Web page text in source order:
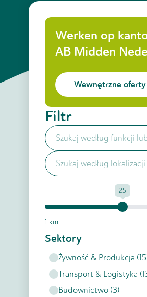
Werken op
AB Midden
Wewnętrzne
Filtr
25
1 km
Sektory
Żywność & Produkcja (15
Transport & Logistyka (
Budownictwo (3)